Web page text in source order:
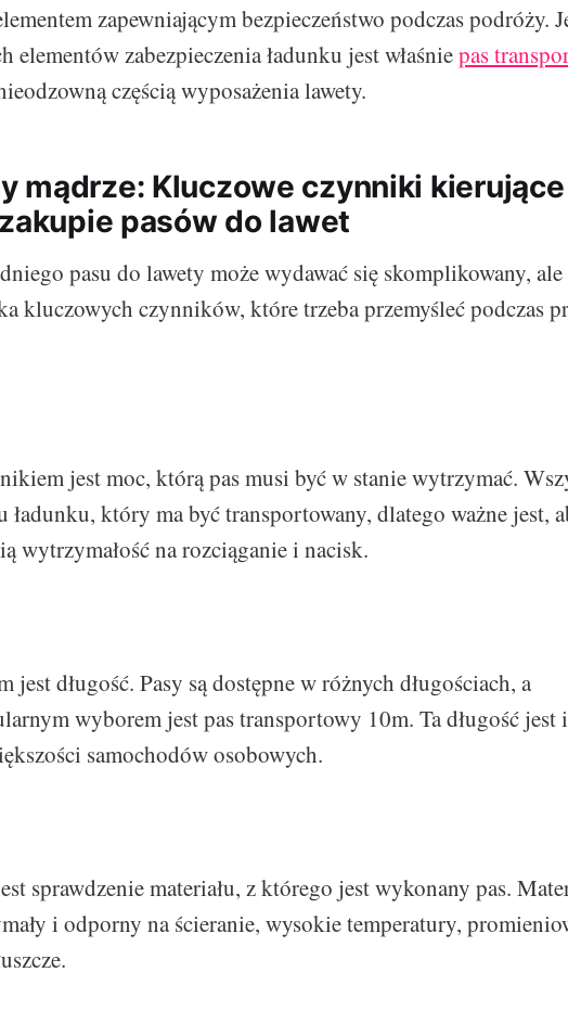
zapewniającym bezpieczeństwo podczas podróży.
elementów zabezpieczenia ładunku jest właśniepas
częścią wyposażenia lawety.
mądrze: Kluczowe czynniki kierujące
pasów do lawet
pasu do lawety może wydawać się skomplikowany,
kluczowych czynników, które trzeba przemyśleć podczas
jest moc, którą pas musi być w stanie wytrzymać.
ładunku, który ma być transportowany, dlatego ważne jest,
wytrzymałość na rozciąganie i nacisk.
jest długość. Pasy są dostępne w różnych długościach, a
wyborem jest pas transportowy 10m. Ta długość jest
samochodów osobowych.
sprawdzenie materiału, z którego jest wykonany pas.
i odporny na ścieranie, wysokie temperatury,